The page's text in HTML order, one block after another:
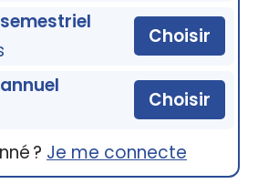
Choisir
Choisir
? Je me connecte